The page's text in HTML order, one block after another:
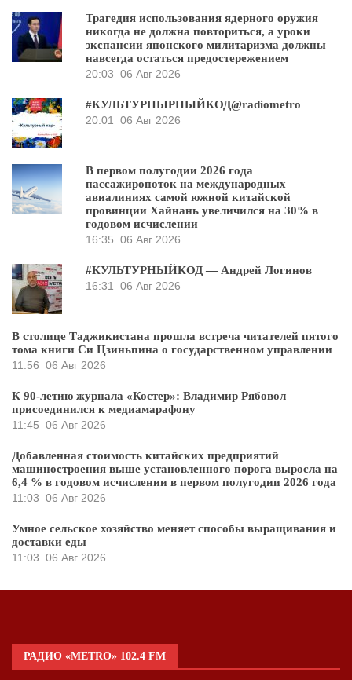
Трагедия использования ядерного оружия
никогда не должна повториться, а уроки
экспансии японского милитаризма должны
навсегда остаться предостережением
20:03 06 Авг 2026
#КУЛЬТУРНЫРНЫЙКОД@radiometro
20:01
06 Авг 2026
В первом полугодии 2026 года
пассажиропоток на международных
авиалиниях самой южной китайской
провинции Хайнань увеличился на 30% в
годовом исчислении
16:35 06 Авг 2026
#КУЛЬТУРНЫЙКОД — Андрей Логинов
16:31
06 Авг 2026
В столице Таджикистана прошла встреча читателей пятого
тома книги Си Цзиньпина о государственном управлении
11:56 06 Авг 2026
К 90-летию журнала «Костер»: Владимир Рябовол
присоединился к медиамарафону
11:45 06 Авг 2026
Добавленная стоимость китайских предприятий
машиностроения выше установленного порога выросла на
6,4 % в годовом исчислении в первом полугодии 2026 года
11:03 06 Авг 2026
Умное сельское хозяйство меняет способы выращивания и
доставки еды
11:03 06 Авг 2026
РАДИО «METRO» 102.4 FM